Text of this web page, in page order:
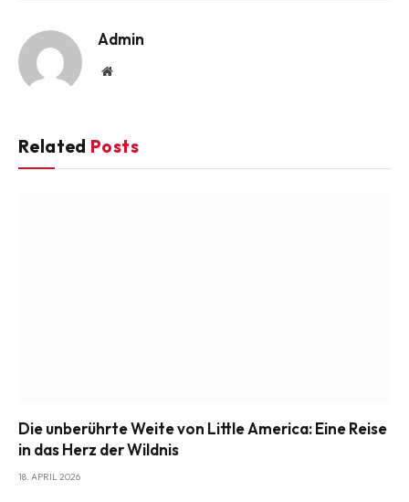
Admin
Website
Related Posts
Die unberührte Weite von Little America: Eine Reise
in das Herz der Wildnis
18. APRIL 2026